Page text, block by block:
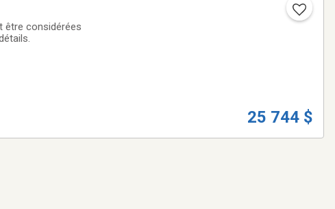
être considérées
25 744 $